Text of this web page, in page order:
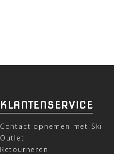
KLANTENSERVICE
Contact opnemen met Ski
Outlet
Retourneren